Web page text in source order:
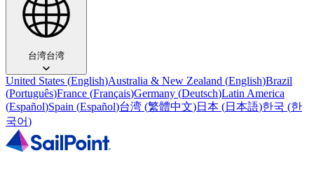
台湾台湾
United States (English)Australia & New Zealand (English)Brazil
(Português)France (Français)Germany (Deutsch)Latin America
(Español)Spain (Español)台湾 (繁體中文)日本 (日本語)한국 (한
국어)